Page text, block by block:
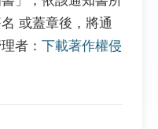
或蓋章後，將通
者： 下載著作權侵